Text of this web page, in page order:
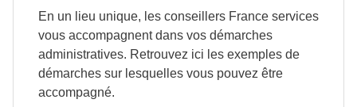
En un lieu unique, les conseillers France services
vous accompagnent dans vos démarches
administratives. Retrouvez ici les exemples de
démarches sur lesquelles vous pouvez être
accompagné.